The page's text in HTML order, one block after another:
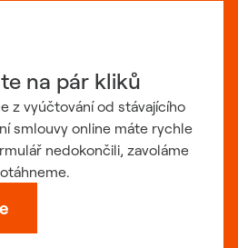
na pár kliků
z vyúčtování od stávajícího
smlouvy online máte rychle
nedokončili, zavoláme
Odkaz se otevře v novém